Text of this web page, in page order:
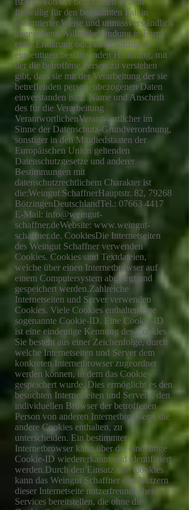
freiwillig für den bestimmten Fall in
informierter Weise und unmissverständlich
abgegebene Willensbekundung in Form
einer Erklärung oder einer sonstigen
eindeutigen bestätigenden Handlung, mit
der die betroffene Person zu verstehen
gibt, dass sie mit der Verarbeitung der sie
betreffenden personenbezogenen Daten
einverstanden ist.2. Name und Anschrift
des für die Verarbeitung
VerantwortlichenVerantwortlicher im
Sinne der Datenschutz-Grundverordnung,
sonstiger in den Mitgliedstaaten der
Europäischen Union geltenden
Datenschutzgesetze und anderer
Bestimmungen mit
datenschutzrechtlichem Charakter ist
die:Weingut SchaffnerHauptstr. 82, 79268
BötzingenDeutschlandTel.: 07663 4417
E-Mail: info@weingut-
schaffner.deWebsite: www.weingut-
schaffner.de. CookiesDie Internetseiten des Weingut Schaffner verwenden Cookies. Cookies sind Textdateien, welche über einen Internetbrowser auf einem Computersystem abgelegt und gespeichert werden.Zahlreiche Internetseiten und Server verwenden Cookies. Viele Cookies enthalten eine sogenannte Cookie-ID. Eine Cookie-ID ist eine eindeutige Kennung des Cookies. Sie besteht aus einer Zeichenfolge, durch welche Internetseiten und Server dem konkreten Internetbrowser zugeordnet werden können, in dem das Cookie gespeichert wurde. Dies ermöglicht es den besuchten Internetseiten und Servern, den individuellen Browser der betroffenen Person von anderen Internetbrowsern, die andere Cookies enthalten, zu unterscheiden. Ein bestimmter Internetbrowser kann über die eindeutige Cookie-ID wiedererkannt und identifiziert werden.Durch den Einsatz von Cookies kann das Weingut Schaffner den Nutzern dieser Internetseite nutzerfreundlichere Services bereitstellen, die ohne die Cookie-Setzung nicht möglich wären.Mittels eines Cookies können die Informationen und Angebote auf unserer Internetseite im Sinne des Benutzers optimiert werden. Cookies ermöglichen uns, wie bereits erwähnt, die Benutzer unserer Internetseite wiederzuerkennen. Zweck dieser Wiedererkennung ist es, den Nutzern die Verwendung unserer Internetseite zu erleichtern. Der Benutzer einer Internetseite, die Cookies verwendet, muss beispielsweise nicht bei jedem Besuch der Internetseite erneut seine Zugangsdaten eingeben, weil dies von der Internetseite und dem auf dem Computersystem des Benutzers abgelegten Cookie übernommen wird. Ein weiteres Beispiel ist das Cookie eines Warenkorbes im Online-Shop. Der Online-Shop merkt sich die Artikel, die ein Kunde in den virtuellen Warenkorb gelegt hat, über ein Cookie.Die betroffene Person kann die Setzung von Cookies durch unsere Internetseite jederzeit mittels einer entsprechenden Einstellung des genutzten Internetbrowsers verhindern und damit der Setzung von Cookies dauerhaft widersprechen. Ferner können bereits gesetzte Cookies jederzeit über einen Internetbrowser oder andere Softwareprogramme gelöscht werden. Dies ist in allen gängigen Internetbrowsern möglich. Deaktiviert die betroffene Person die Setzung von Cookies in dem genutzten Internetbrowser, sind unter Umständen nicht alle Funktionen unserer Internetseite vollumfänglich nutzbar.4. Erfassung von allgemeinen Daten und InformationenDie Internetseite vom Weingut Schaffner erfasst mit jedem Aufruf der Internetseite durch eine betroffene Person oder ein automatisiertes System eine Reihe von allgemeinen Daten und Informationen. Diese allgemeinen Daten und Informationen werden in den Logfiles des Servers gespeichert. Erfasst werden können die (1) verwendeten Browsertypen und Versionen, (2) das vom zugreifenden System verwendete Betriebssystem, (3) die Internetseite, von welcher ein zugreifendes System auf unsere Internetseite gelangt (sogenannte Referrer), (4) die Unterwebseiten, welche über ein zugreifendes System auf unserer Internetseite angesteuert werden, (5) das Datum und die Uhrzeit eines Zugriffs auf die Internetseite, (6) eine Internet-Protokoll-Adresse (IP-Adresse), (7) der Internet-Service-Provider des zugreifenden Systems und (8) sonstige ähnliche Daten und Informationen, die der Gefahrenabwehr im Falle von Angriffen auf unsere informationstechnologischen Systeme dienen.Bei der Nutzung dieser allgemeinen Daten und Informationen zieht das Weingut Schaffner keine Rückschlüsse auf die betroffene Person. Diese Informationen werden vielmehr benötigt, um (1) die Inhalte unserer Internetseite korrekt auszuliefern, (2) die Inhalte unserer Internetseite sowie die Werbung für diese zu optimieren, (3) die dauerhafte Funktionsfähigkeit unserer informationstechnologischen Systeme und der Technik unserer Internetseite zu gewährleisten sowie (4) um Strafverfolgungsbehörden im Falle eines Cyberangriffes die zur Strafverfolgung notwendigen Informationen bereitzustellen. Diese anonym erhobenen Daten und Informationen werden durch das Weingut Schaffner daher einerseits statistisch und ferner mit dem Ziel ausgewertet, den Datenschutz und die Datensicherheit in unserem Unternehmen zu erhöhen, um letztlich ein optimales Schutzniveau für die von uns verarbeiteten personenbezogenen Daten sicherzustellen. Die anonymen Daten der Server-Logfiles werden getrennt von allen durch eine betroffene Person angegebenen personenbezogenen Daten gespeichert.5. Registrierung auf unserer InternetseiteDie betroffene Person hat die Möglichkeit, sich auf der Internetseite des für die Verarbeitung Verantwortlichen unter Angabe von personenbezogenen Daten zu registrieren. Welche personenbezogenen Daten dabei an den für die Verarbeitung Verantwortlichen übermittelt werden, ergibt sich aus der jeweiligen Eingabemaske, die für die Registrierung verwendet wird. Die von der betroffenen Person eingegebenen personenbezogenen Daten werden ausschließlich für die interne Verwendung bei dem für die Verarbeitung Verantwortlichen und für eigene Zwecke erhoben und gespeichert. Der für die Verarbeitung Verantwortliche kann die Weitergabe an einen oder mehrere Auftragsverarbeiter, beispielsweise einen Paketdienstleister, veranlassen, der die personenbezogenen Daten ebenfalls ausschließlich für eine interne Verwendung, die dem für die Verarbeitung Verantwortlichen zuzurechnen ist, nutzt.Durch eine Registrierung auf der Internetseite des für die Verarbeitung Verantwortlichen wird ferner die vom Internet-Service-Provider (ISP) der betroffenen Person vergebene IP-Adresse, das Datum sowie die Uhrzeit der Registrierung gespeichert. Die Speicherung dieser Daten erfolgt vor dem Hintergrund, dass nur so der Missbrauch unserer Dienste verhindert werden kann, und diese Daten im Bedarfsfall ermöglichen, begangene Straftaten aufzuklären. Insofern ist die Speicherung dieser Daten zur Absicherung des für die Verarbeitung Verantwortlichen erforderlich. Eine Weitergabe dieser Daten an Dritte erfolgt grundsätzlich nicht, sofern keine gesetzliche Pflicht zur Weitergabe besteht oder die Weitergabe der Strafverfolgung dient.Die Registrierung der betroffenen Person unter freiwilliger Angabe personenbezogener Daten dient dem für die Verarbeitung Verantwortlichen dazu, der betroffenen Person Inhalte oder Leistungen anzubieten, die aufgrund der Natur der Sache nur registrierten Benutzern angeboten werden können. Registrierten Personen steht die Möglichkeit frei, die bei der Registrierung angegebenen personenbezogenen Daten jederzeit abzuändern oder vollständig aus dem Datenbestand des für die Verarbeitung Verantwortlichen löschen zu lassen.Der für die Verarbeitung Verantwortliche erteilt jeder betroffenen Person jederzeit auf Anfrage Auskunft darüber, welche personenbezogenen Daten über die betroffene Person gespeichert sind. Ferner berichtigt oder löscht der für die Verarbeitung Verantwortliche personenbezogene Daten auf Wunsch oder Hinweis der betroffenen Person, soweit dem keine gesetzlichen Aufbewahrungspflichten entgegenstehen. Die Gesamtheit der Mitarbeiter des für die Verarbeitung Verantwortlichen stehen der betroffenen Person in diesem Zusammenhang als Ansprechpartner zur Verfügung.6. Routinemäßige Löschung und Sperrung von personenbezogenen DatenDer für die Verarbeitung Verantwortliche verarbeitet und speichert personenbezogene Daten der betroffenen Person nur für den Zeitraum, der zur Erreichung des Speicherungszwecks erforderlich ist oder sofern dies durch den Europäischen Richtlinien- und Verordnungsgeber oder einen anderen Gesetzgeber in Gesetzen oder Vorschriften, welchen der für die Verarbeitung Verantwortliche unterliegt, vorgesehen wurde.Entfällt der Speicherungszweck oder läuft eine vom Europäischen Richtlinien- und Verordnungsgeber oder einem anderen zuständigen Gesetzgeber vorgeschriebene Speicherfrist ab, werden die personenbezogenen Daten routinemäßig und entsprechend den gesetzlichen Vorschriften gesperrt oder gelöscht.7. Rechte der betroffenen Persona) Recht auf BestätigungJede betroffene Person hat das vom Europäischen Richtlinien- und Verordnungsgeber eingeräumte Recht, von dem für die Verarbeitung Verantwortlichen eine Bestätigung darüber zu verlangen, ob sie betreffende personenbezogene Daten verarbeitet werden. Möchte eine betroffene Person dieses Bestätigungsrecht in Anspruch nehmen, kann sie sich hierzu jederzeit an einen Mitarbeiter des für die Verarbeitung Verantwortlichen wenden.b) Recht auf AuskunftJede von der Verarbeitung personenbezogener Daten betroffene Person hat das vom Europäischen Richtlinien- und Verordnungsgeber gewährte Recht, jederzeit von dem für die Verarbeitung Verantwortlichen unentgeltliche Auskunft über die zu seiner Person gespeicherten personenbezogenen Daten und eine Kopie dieser Auskunft zu erhalten. Ferner hat der Europäische Richtlinien- und Verordnungsgeber der betroffenen Person Auskunft über folgende Informationen zugestanden:odie Verarbeitungszweckeodie Kategorien personenbezogener Daten, die verarbeitet werdenodie Empfänger oder Kategorien von Empfängern, gegenüber denen die personenbezogenen Daten offengelegt worden sind oder noch offengelegt werden, insbesondere bei Empfängern in Drittländern oder bei internationalen Organisationenofalls möglich die geplante Dauer, für die die personenbezogenen Daten gespeichert werden, oder, falls dies nicht möglich ist, die Kriterien für die Festlegung dieser Dauerodas Bestehen eines Rechts auf Berichtigung oder Löschung der sie betreffenden personenbezogenen Daten oder auf Einschränkung der Verarbeitung durch den Verantwortlichen oder eines Widerspruchsrechts gegen diese Verarbeitungodas Bestehen eines Beschwerderechts bei einer Aufsichtsbehördeowenn die personenbezogenen Daten nicht bei der betroffenen Person erhoben werden: Alle verfügbaren Informationen über die Herkunft der Datenodas Bestehen einer automatisierten Entscheidungsfindung einschließlich Profiling gemäß Artikel 22 Abs.1 und 4 DS-GVO und — zumindest in diesen Fällen — aussagekräftige